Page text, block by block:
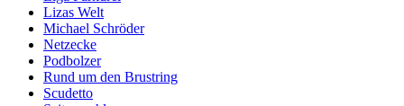
Lizas Welt
Michael Schröder
Netzecke
Podbolzer
Rund um den Brustring
Scudetto